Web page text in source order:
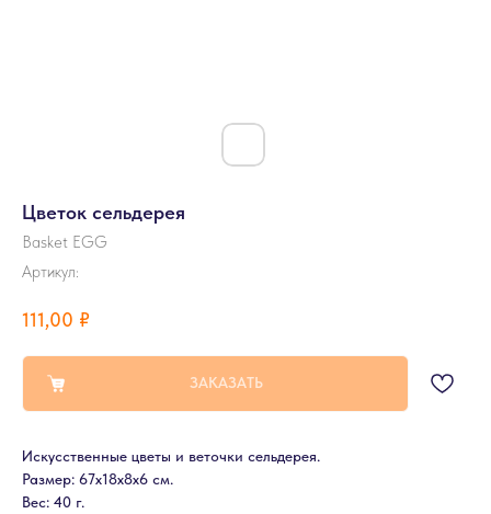
Цветок сельдерея
Basket EGG
Артикул:
111,00 ₽
ЗАКАЗАТЬ
Искусственные цветы и веточки сельдерея.
Размер: 67х18х8х6 см.
Вес: 40 г.